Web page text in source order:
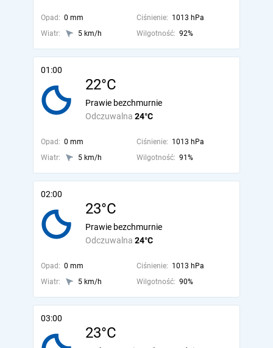
Opad: 0 mm Ciśnienie: 1013 hPa
Wiatr:
5 km/h Wilgotność: 92%
01:00
22°C
Odczuwalna 24°C
Prawie bezchmurnie
Opad: 0 mm Ciśnienie: 1013 hPa
Wiatr:
5 km/h Wilgotność: 91%
02:00
23°C
Odczuwalna 24°C
Prawie bezchmurnie
Opad: 0 mm Ciśnienie: 1013 hPa
Wiatr:
5 km/h Wilgotność: 90%
03:00
23°C